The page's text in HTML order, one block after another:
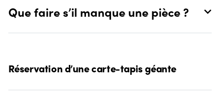
Que faire s’il manque une pièce ?
Réservation d’une carte-tapis géante